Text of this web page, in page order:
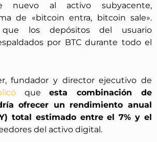
nuevo al activo subyacente,
de «bitcoin entra, bitcoin sale».
que los depósitos del usuario
por BTC durante todo el
fundador y director ejecutivo de
queesta combinación de
ofrecer un rendimiento anual
total estimado entre el 7% y el
del activo digital.